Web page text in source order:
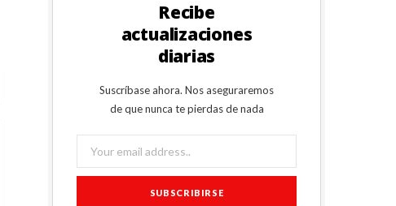
Recibe
actualizaciones
diarias
Suscríbase ahora. Nos aseguraremos
de que nunca te pierdas de nada